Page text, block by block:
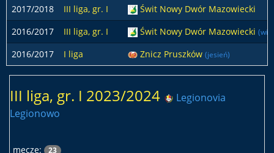
2017/2018
III liga, gr. I
Świt Nowy Dwór Mazowiecki
2016/2017
III liga, gr. I Świt Nowy Dwór Mazowiecki
2016/2017 I liga Znicz Pruszków (jesień)
III liga, gr. I 2023/2024
Legionovia
Legionowo
mecze: 23